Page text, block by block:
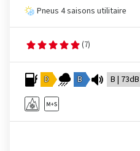
Pneus 4 saisons utilitaire
(7)
D B B | 73dB